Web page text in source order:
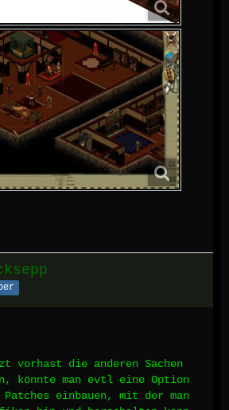
vorhast die anderen Sachen
könnte man evtl eine Option
einbauen, mit der man